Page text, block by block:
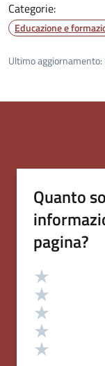
Categorie:
Educazione e
Ultimo aggiornamento:
Quanto
pagina?
Valutazione